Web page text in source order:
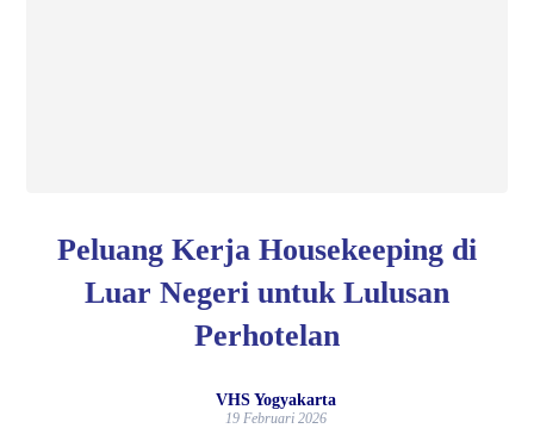
Peluang Kerja Housekeeping di
Luar Negeri untuk Lulusan
Perhotelan
VHS Yogyakarta
19 Februari 2026